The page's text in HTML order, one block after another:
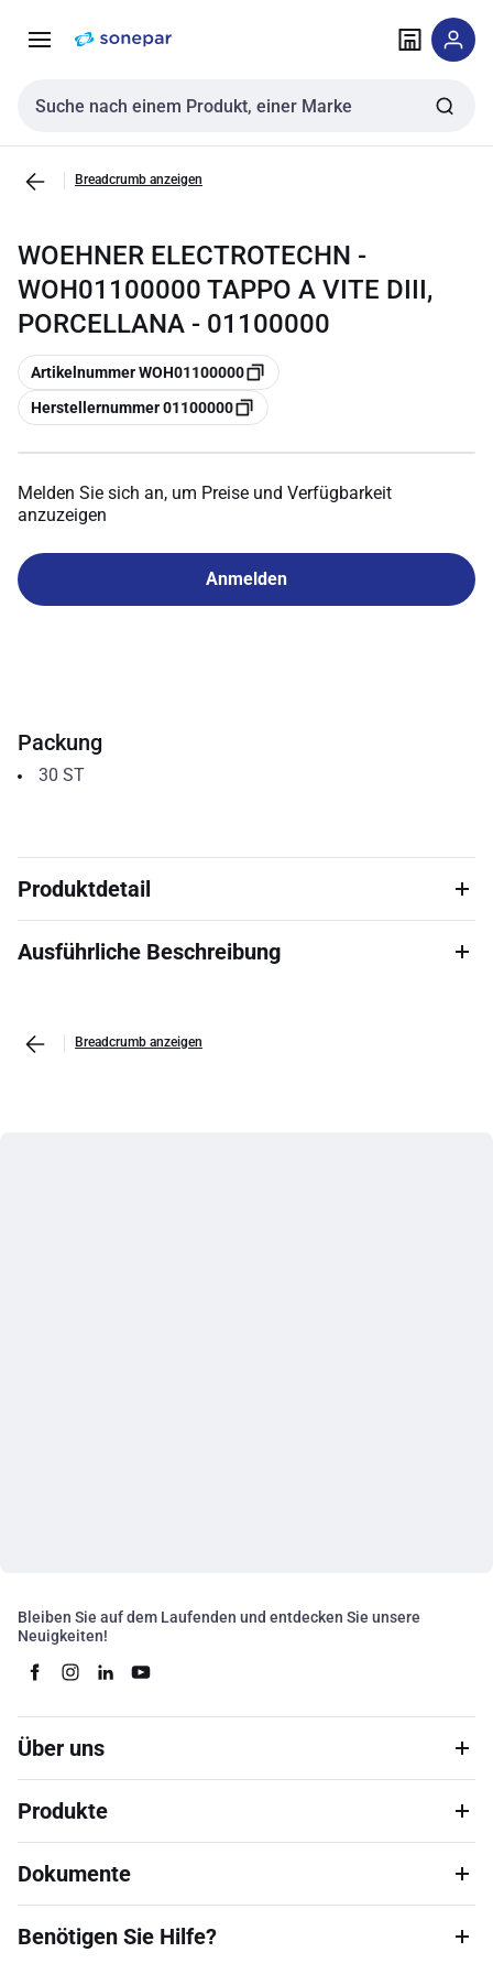
NavigationInhalt
Sucheingabe
Breadcrumb anzeigen
WOEHNER ELECTROTECHN -
WOH01100000 TAPPO A VITE DIII,
PORCELLANA - 01100000
Kopieren
Artikelnummer WOH01100000
Kopieren
Herstellernummer 01100000
Melden Sie sich an, um Preise und Verfügbarkeit
anzuzeigen
Anmelden
Packung
30 ST
Produktdetail
Ausführliche Beschreibung
Breadcrumb anzeigen
Bleiben Sie auf dem Laufenden und entdecken Sie unsere
Neuigkeiten!
Über uns
Produkte
Dokumente
Benötigen Sie Hilfe?